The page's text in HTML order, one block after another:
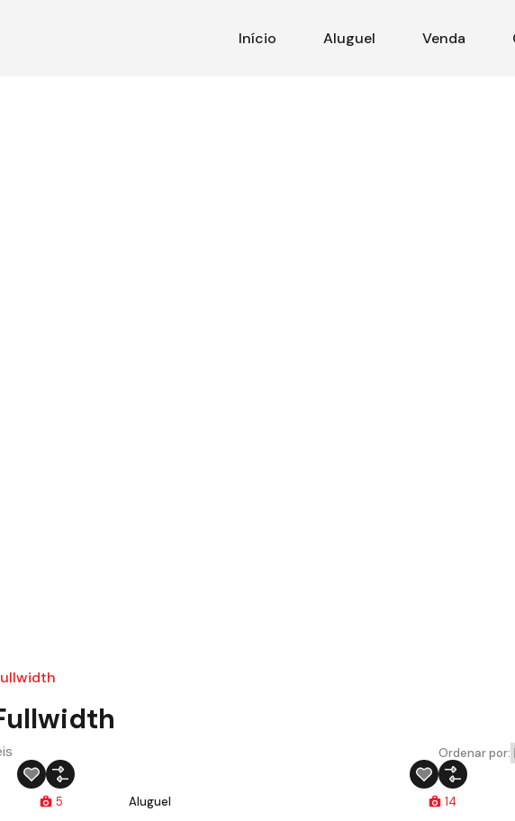
Início Aluguel Venda
Ordenar por:
5 Aluguel 14